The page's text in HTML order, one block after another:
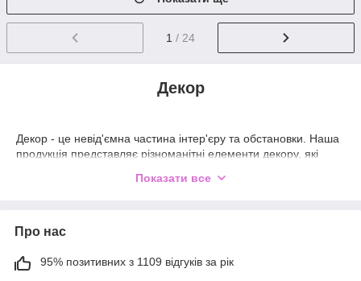
1 / 24
Декор
Декор - це невід'ємна частина інтер'єру та обстановки. Наша
продукція представляє різноманітні елементи декору, які
пропонуємо продукцію від відомих виробників, які гарантують
Наші елементи декору мають різні стилі та дизайни, щоб
Показати все
Про нас
95% позитивних з 1109 відгуків за рік